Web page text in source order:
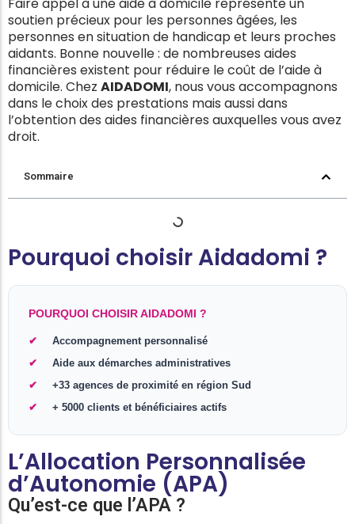
soutien précieux pour les personnes âgées, les
personnes en situation de handicap et leurs proches
aidants. Bonne nouvelle : de nombreuses aides
financières existent pour réduire le coût de l’aide à
domicile. Chez AIDADOMI, nous vous accompagnons
dans le choix des prestations mais aussi dans
l’obtention des aides financières auxquelles vous avez
droit.
Sommaire
Pourquoi choisir Aidadomi ?
POURQUOI CHOISIR AIDADOMI ?
Accompagnement personnalisé
Aide aux démarches administratives
+33 agences de proximité en région Sud
+ 5000 clients et bénéficiaires actifs
L’Allocation Personnalisée
d’Autonomie (APA)
Qu’est-ce que l’APA ?